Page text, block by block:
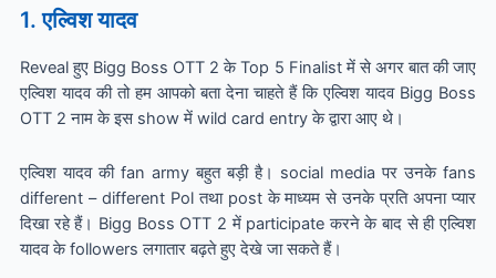
1. एल्विश यादव
Reveal हुए Bigg Boss OTT 2 के Top 5 Finalist में से अगर बात की जाए
एल्विश यादव की तो हम आपको बता देना चाहते हैं कि एल्विश यादव Bigg Boss
OTT 2 नाम के इस show में wild card entry के द्वारा आए थे।
एल्विश यादव की fan army बहुत बड़ी है। social media पर उनके fans
different – different Pol तथा post के माध्यम से उनके प्रति अपना प्यार
दिखा रहे हैं। Bigg Boss OTT 2 में participate करने के बाद से ही एल्विश
यादव के followers लगातार बढ़ते हुए देखे जा सकते हैं।